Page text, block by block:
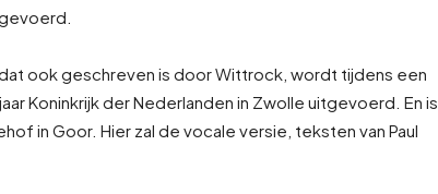
ook geschreven is door Wittrock, wordt tijdens een
Koninkrijk der Nederlanden in Zwolle uitgevoerd. En is
in Goor. Hier zal de vocale versie, teksten van Paul